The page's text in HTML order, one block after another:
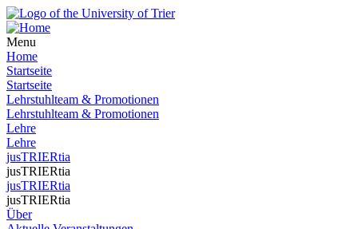
Menu
Home
Startseite
Startseite
Lehrstuhlteam & Promotionen
Lehrstuhlteam & Promotionen
Lehre
Lehre
jusTRIERtia
jusTRIERtia
jusTRIERtia
jusTRIERtia
Über